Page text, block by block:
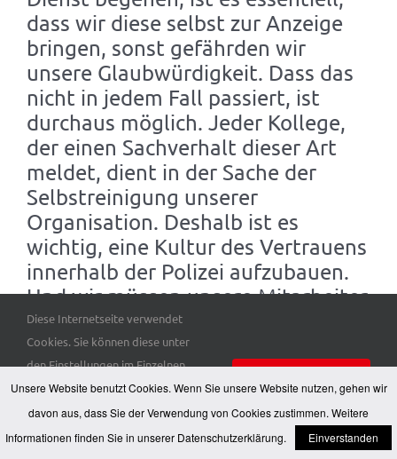
dass wir diese selbst zur Anzeige
bringen, sonst gefährden wir
unsere Glaubwürdigkeit. Dass das
nicht in jedem Fall passiert, ist
durchaus möglich. Jeder Kollege,
der einen Sachverhalt dieser Art
meldet, dient in der Sache der
Selbstreinigung unserer
Organisation. Deshalb ist es
wichtig, eine Kultur des Vertrauens
innerhalb der Polizei aufzubauen.
Und wir müssen unsere Mitarbeiter
stärken, damit sie ihre
Verantwortung als Polizeibeamte
höher werten als persönliche
Beziehungen. Das ist harte Arbeit,
jeden Tag. Die Polizei hat über
30.000 Mitarbeiter. Für mich ist
Diese Internetseite verwendet
Cookies. Sie können diese unter
den Einstellungen im Einzelnen
auswählen. Hier finden Sie unsere
Datenschutzerklärung.
Einstellungen
Unsere Website benutzt Cookies. Wenn Sie unsere Website nutzen, gehen wir
davon aus, dass Sie der Verwendung von Cookies zustimmen. Weitere
Informationen finden Sie in unserer Datenschutzerklärung. Einverstanden